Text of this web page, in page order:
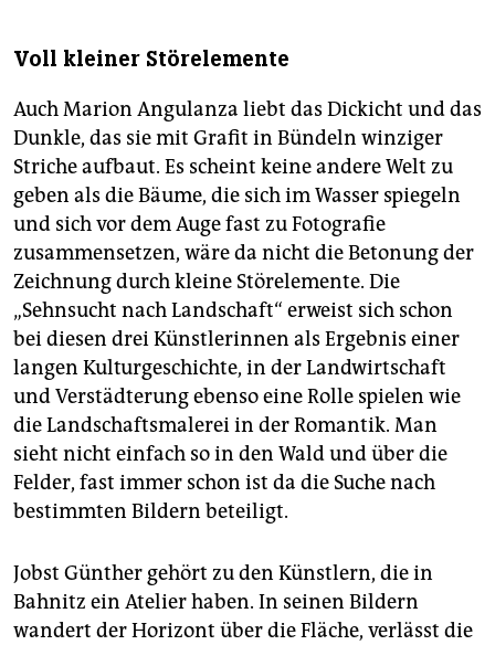
Voll kleiner Störelemente
Auch Marion Angulanza liebt das Dickicht und das
Dunkle, das sie mit Grafit in Bündeln winziger
Striche aufbaut. Es scheint keine andere Welt zu
geben als die Bäume, die sich im Wasser spiegeln
und sich vor dem Auge fast zu Fotografie
zusammensetzen, wäre da nicht die Betonung der
Zeichnung durch kleine Störelemente. Die
„Sehnsucht nach Landschaft“ erweist sich schon
bei diesen drei Künstlerinnen als Ergebnis einer
langen Kulturgeschichte, in der Landwirtschaft
und Verstädterung ebenso eine Rolle spielen wie
die Landschaftsmalerei in der Romantik. Man
sieht nicht einfach so in den Wald und über die
Felder, fast immer schon ist da die Suche nach
bestimmten Bildern beteiligt.
Jobst Günther gehört zu den Künstlern, die in
Bahnitz ein Atelier haben. In seinen Bildern
wandert der Horizont über die Fläche, verlässt die